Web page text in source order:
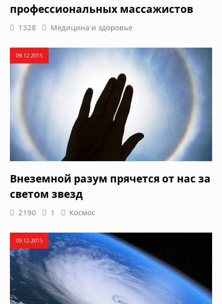
профессиональных массажистов
1328 Медицина и здоровье
09.12.2015
Внеземной разум прячется от нас за
светом звезд
2190 1 Космос
09.12.2015